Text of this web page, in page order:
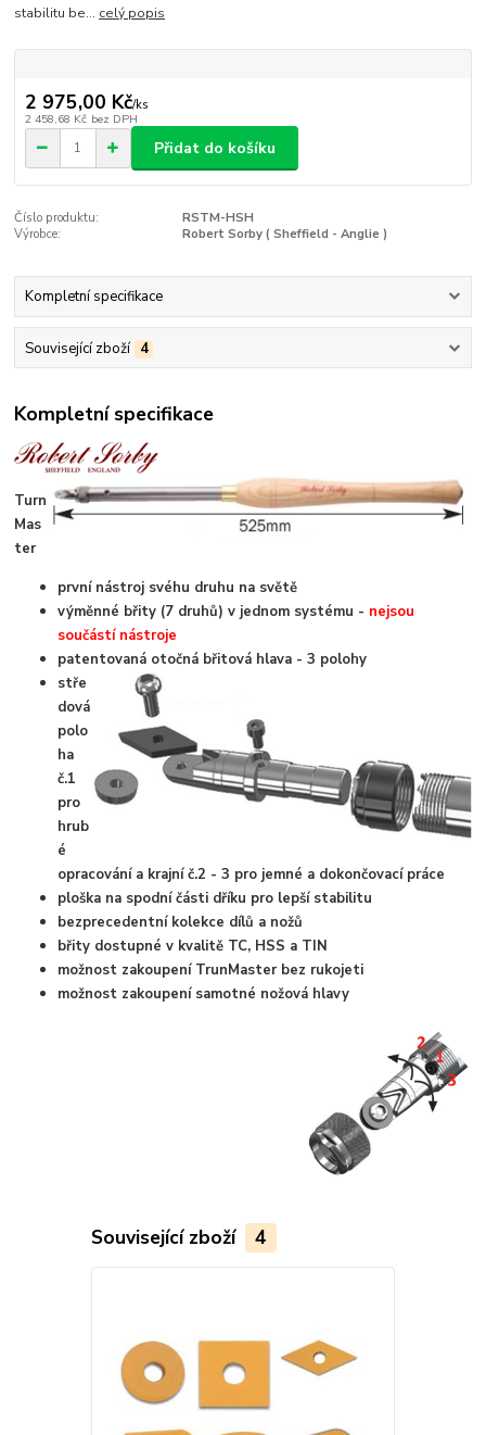
stabilitu be... celý popis
2 975,00 Kč/ks
2 458,68 Kč bez DPH
Přidat do košíku
Číslo produktu:
RSTM-HSH
Výrobce:
Robert Sorby ( Sheffield - Anglie )
Kompletní specifikace
Související zboží 4
Kompletní specifikace
Turn
Mas
ter
první nástroj svéhu druhu na světě
výměnné břity (7 druhů) v jednom systému - nejsou
součástí nástroje
patentovaná otočná břitová hlava - 3 polohy
stře
dová
polo
ha
č.1
pro
hrub
é
opracování a krajní č.2 - 3 pro jemné a dokončovací práce
ploška na spodní části dříku pro lepší stabilitu
bezprecedentní kolekce dílů a nožů
břity dostupné v kvalitě TC, HSS a TIN
možnost zakoupení TrunMaster bez rukojeti
možnost zakoupení samotné nožová hlavy
Související zboží 4